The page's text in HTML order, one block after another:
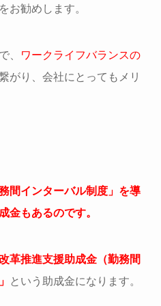
お勧めします。
、
ワークライフバランスの
がり、会社にとってもメリ
間インターバル制度」を導
金もあるのです。
改革推進支援助成金（勤務間
という助成金になります。